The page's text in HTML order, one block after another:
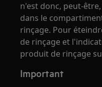
n'est donc, peut-
dans le
rinçage. Pour
de rinçage et
produit de rinçage
Important